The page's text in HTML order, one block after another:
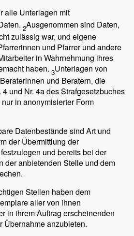
alle Unterlagen mit
2Ausgenommen sind Daten,
zulässig war, und eigene
und Pfarrer und andere
in Wahrnehmung ihres
haben. 3Unterlagen von
und Beratern, die
und Nr. 4a des Strafgesetzbuches
in anonymisierter Form
Datenbestände sind Art und
der Übermittlung der
und bereits bei der
der anbietenden Stelle und dem
Stellen haben dem
aller von ihnen
in ihrem Auftrag erscheinenden
Übernahme anzubieten.